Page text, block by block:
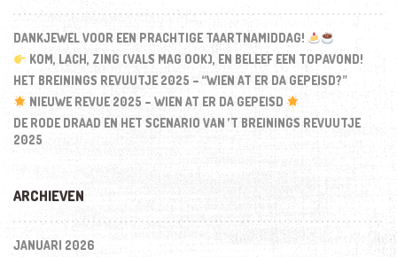
DANKJEWEL VOOR EEN PRACHTIGE TAARTNAMIDDAG!
KOM, LACH, ZING (VALS MAG OOK), EN BELEEF EEN TOPAVOND!
HET BREININGS REVUUTJE 2025 – “WIEN AT ER DA GEPEISD?”
NIEUWE REVUE 2025 – WIEN AT ER DA GEPEISD
DE RODE DRAAD EN HET SCENARIO VAN ’T BREININGS REVUUTJE
2025
ARCHIEVEN
JANUARI 2026